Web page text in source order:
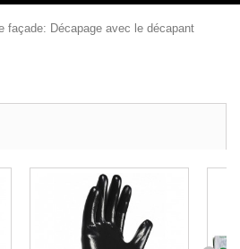
façade: Décapage avec le décapant